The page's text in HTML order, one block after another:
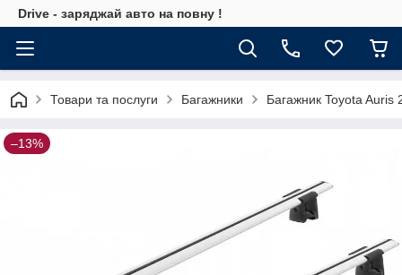
Drive - заряджай авто на повну !
Товари та послуги Багажники Багажник Toyota Auris
–13%